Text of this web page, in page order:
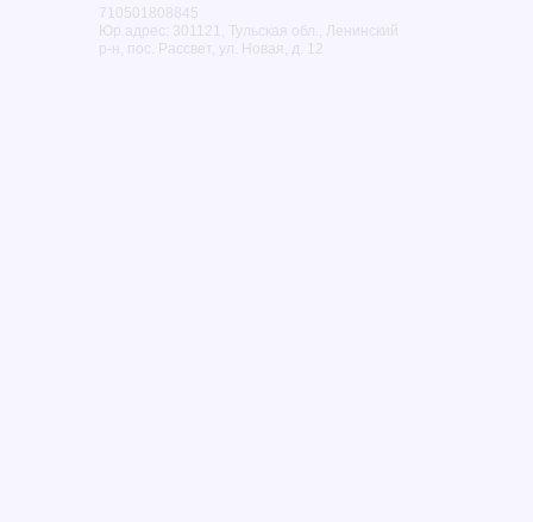
710501808845
Юр.адрес: 301121, Тульская обл., Ленинский
р-н, пос. Рассвет, ул. Новая, д. 12